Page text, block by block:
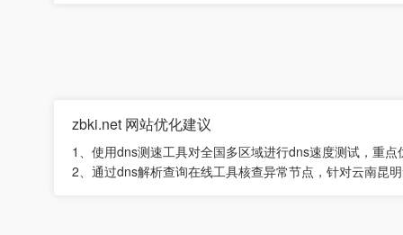
zbki.net 网站优化建议
1、使用dns测速工具对全国多区域进行dns速度测试，重
2、通过dns解析查询在线工具核查异常节点，针对云南昆